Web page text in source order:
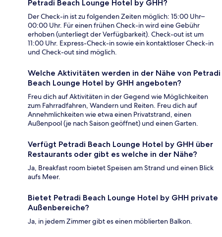
Petradi Beach Lounge Hotel by GHH?
Der Check-in ist zu folgenden Zeiten möglich: 15:00 Uhr–
00:00 Uhr. Für einen frühen Check-in wird eine Gebühr
erhoben (unterliegt der Verfügbarkeit). Check-out ist um
11:00 Uhr. Express-Check-in sowie ein kontaktloser Check-in
und Check-out sind möglich.
Welche Aktivitäten werden in der Nähe von Petradi
Beach Lounge Hotel by GHH angeboten?
Freu dich auf Aktivitäten in der Gegend wie Möglichkeiten
zum Fahrradfahren, Wandern und Reiten. Freu dich auf
Annehmlichkeiten wie etwa einen Privatstrand, einen
Außenpool (je nach Saison geöffnet) und einen Garten.
Verfügt Petradi Beach Lounge Hotel by GHH über
Restaurants oder gibt es welche in der Nähe?
Ja, Breakfast room bietet Speisen am Strand und einen Blick
aufs Meer.
Bietet Petradi Beach Lounge Hotel by GHH private
Außenbereiche?
Ja, in jedem Zimmer gibt es einen möblierten Balkon.